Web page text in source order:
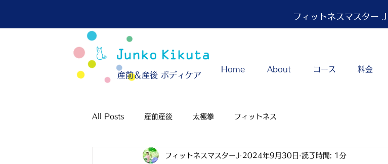
フィットネスマスター J
​産前＆産後 ボディケア
Home About コース 料金
All Posts 産前産後 太極拳 フィットネス
フィットネスマスターJ 2024年9月30日 読了時間: 1分